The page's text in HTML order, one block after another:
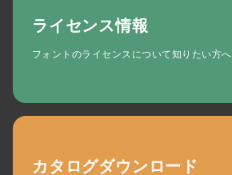
ライセンス情報
フォントのライセンスについて知りたい方へ
カタログダウンロード